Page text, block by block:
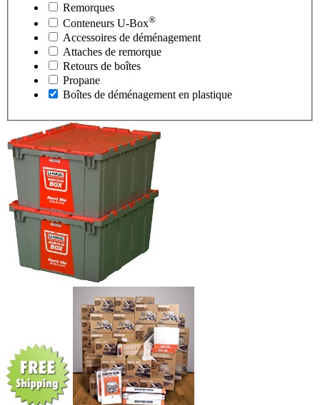
Remorques
Conteneurs U-Box®
Accessoires de déménagement
Attaches de remorque
Retours de boîtes
Propane
Boîtes de déménagement en plastique